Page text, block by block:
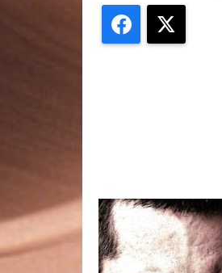
Facebook